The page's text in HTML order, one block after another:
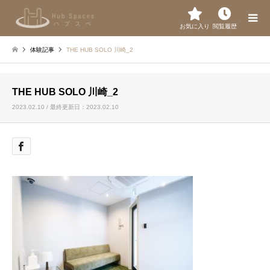
お気に入り 閲覧履歴
体験記事 THE HUB SOLO 川崎_2
THE HUB SOLO 川崎_2
2023.02.10 / 最終更新日：2023.02.10